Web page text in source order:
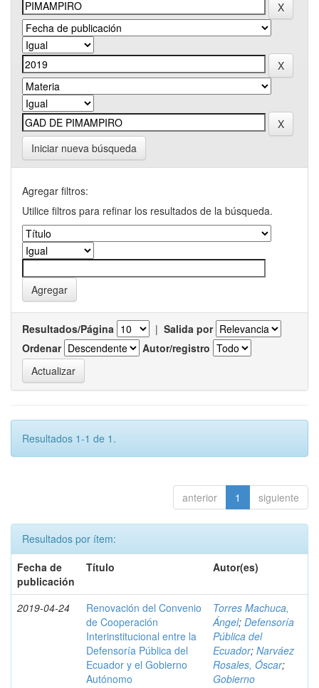
Iniciar nueva búsqueda
Agregar filtros:
Utilice filtros para refinar los resultados de la búsqueda.
Resultados/Página | Salida por
Ordenar
Autor/registro
Resultados 1-1 de 1.
anterior 1 siguiente
Resultados por ítem:
Fecha de
publicación
Título Autor(es)
2019-04-24
Renovación del Convenio
de Cooperación
Interinstitucional entre la
Defensoría Pública del
Ecuador y el Gobierno
Autónomo
Torres Machuca,
Ángel; Defensoría
Pública del
Ecuador; Narváez
Rosales, Óscar;
Gobierno